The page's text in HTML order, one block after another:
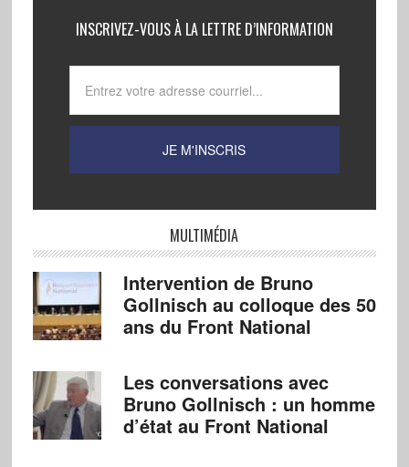
INSCRIVEZ-VOUS À LA LETTRE D’INFORMATION
MULTIMÉDIA
Intervention de Bruno
Gollnisch au colloque des 50
ans du Front National
Les conversations avec
Bruno Gollnisch : un homme
d’état au Front National